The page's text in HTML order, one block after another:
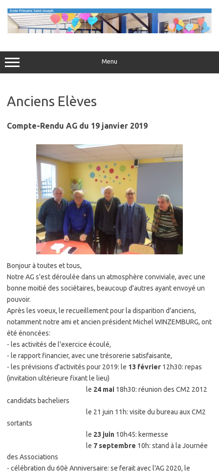
contenu
Menu
Anciens Elèves
Compte-Rendu AG du 19 janvier 2019
Bonjour à toutes et tous,
Notre AG s'est déroulée dans un atmosphère conviviale, avec une
bonne moitié des sociétaires, beaucoup d'autres ayant envoyé un
pouvoir.
Après les voeux, le recueillement pour la disparition d'anciens,
notamment notre ami et ancien président Michel WINZEMBURG, ont
été énoncées:
- les activités de l'exercice écoulé,
- le rapport financier, avec une trésorerie satisfaisante,
- les prévisions d'activités pour 2019: le 13 février 12h30: repas
(invitation ultérieure fixant le lieu)
le 24 mai 18h30: réunion des CM2 2012
candidats bacheliers
le 21 juin 11h: visite du bureau aux CM2
sortants
le 23 juin 10h45: kermesse
le 7 septembre 10h: stand à la Journée
des Associations
- célébration du 60è Anniversaire: se ferait avec l'AG 2020, le